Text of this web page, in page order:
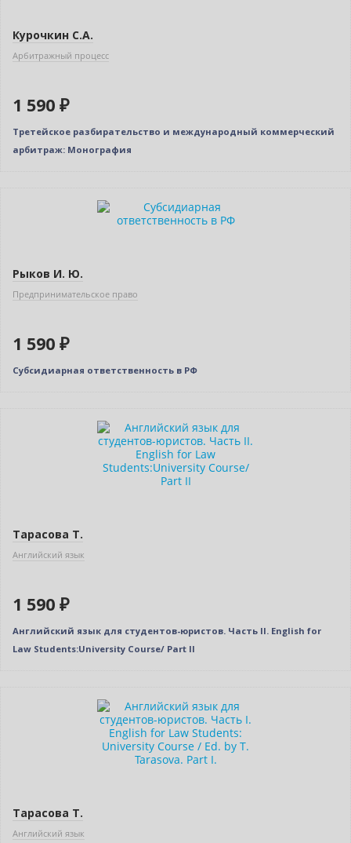
Курочкин С.А.
Арбитражный процесс
1 590 ₽
Третейское разбирательство и международный коммерческий
арбитраж: Монография
Рыков И. Ю.
Предпринимательское право
1 590 ₽
Субсидиарная ответственность в РФ
Тарасова Т.
Английский язык
1 590 ₽
Английский язык для студентов-юристов. Часть II. English for
Law Students:University Course/ Part II
Тарасова Т.
Английский язык